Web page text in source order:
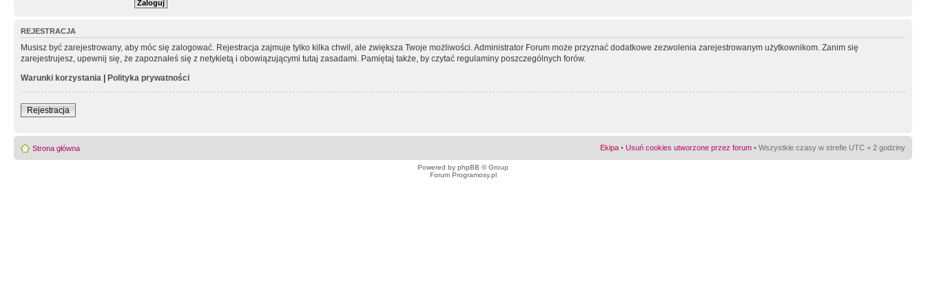
REJESTRACJA
Musisz być zarejestrowany, aby móc się zalogować. Rejestracja zajmuje tylko kilka chwil, ale zwiększa Twoje możliwości. Administrator Forum może przyznać dodatkowe zezwolenia zarejestrowanym użytkownikom. Zanim się
zarejestrujesz, upewnij się, że zapoznałeś się z netykietą i obowiązującymi tutaj zasadami. Pamiętaj także, by czytać regulaminy poszczególnych forów.
Warunki korzystania | Polityka prywatności
Rejestracja
Strona główna Ekipa • Usuń cookies utworzone przez forum • Wszystkie czasy w strefie UTC + 2 godziny
Powered by phpBB © Group
Forum Programosy.pl